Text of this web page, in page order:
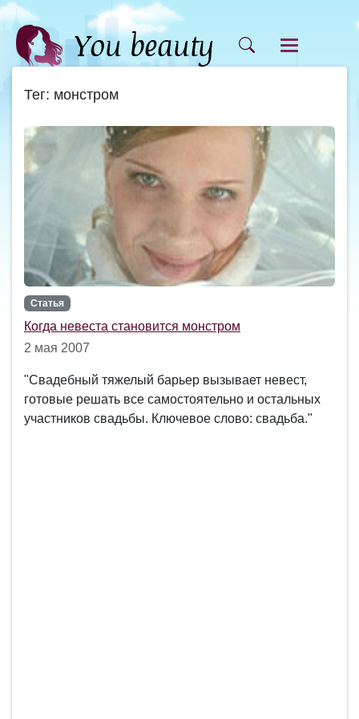
Тег: монстром
Статья
Когда невеста становится монстром
2 мая 2007
"Свадебный тяжелый барьер вызывает невест,
готовые решать все самостоятельно и остальных
участников свадьбы. Ключевое слово: свадьба."